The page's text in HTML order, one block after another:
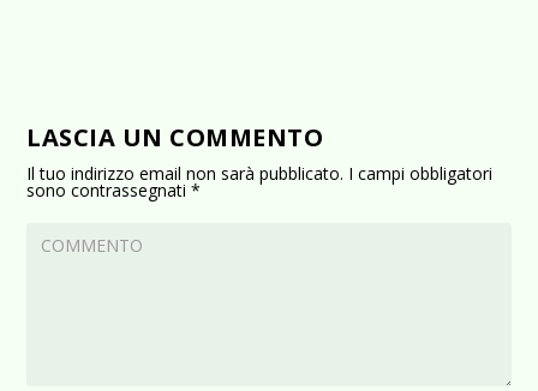
LASCIA UN COMMENTO
Il tuo indirizzo email non sarà pubblicato. I campi obbligatori
sono contrassegnati*